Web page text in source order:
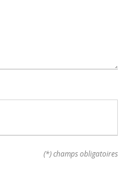
(*) champs obligatoires